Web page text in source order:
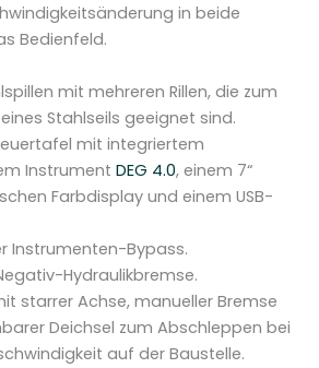
in beide
Bedienfeld.
mit mehreren Rillen, die zum
Stahlseils geeignet sind.
mit integriertem
Instrument DEG 4.0, einem 7“
Farbdisplay und einem USB-
Instrumenten-Bypass.
Hydraulikbremse.
starrer Achse, manueller Bremse
Deichsel zum Abschleppen bei
auf der Baustelle.